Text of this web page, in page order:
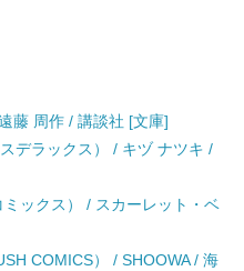
藤 周作 / 講談社 [文庫]
デラックス） / キヅ ナツキ /
ックス） / スカーレット・ベ
COMICS） / SHOOWA / 海